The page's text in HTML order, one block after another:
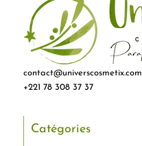
contact@universcosmetix.com
+221 78 308 37 37
Catégories